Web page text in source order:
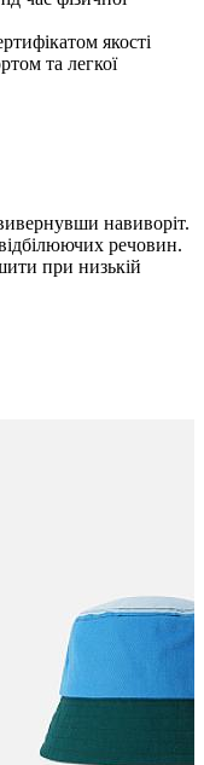
якості
та легкої
навиворіт.
речовин.
при низькій